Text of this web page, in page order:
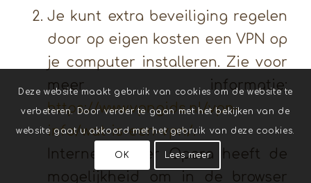
Je kunt extra beveiliging regelen
door op eigen kosten een VPN op
je computer installeren. Zie voor
meer informatie:
https://www.vpngids.nl/vpn-
info/wat-is-een-vpn/.
Internetbrowser Opera heeft de
mogelijkheid om in de browser
Deze website maakt gebruik van cookies om de website te
verbeteren. Door verder te gaan met het bekijken van de
website gaat u akkoord met het gebruik van deze cookies.
OK Lees meer